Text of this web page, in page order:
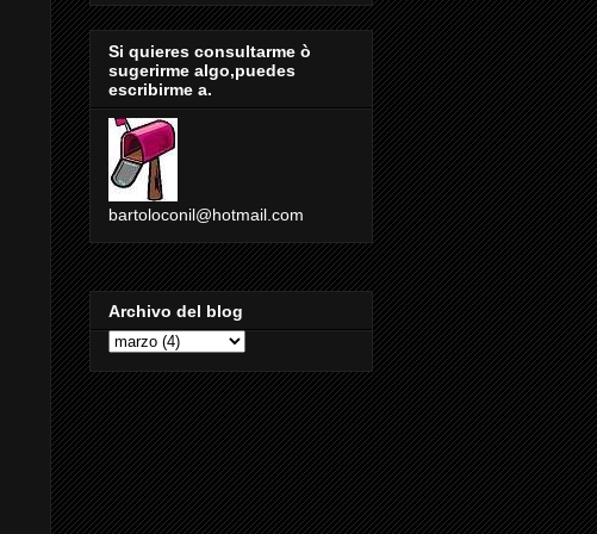
Si quieres consultarme ò
sugerirme algo,puedes
escribirme a.
bartoloconil@hotmail.com
Archivo del blog